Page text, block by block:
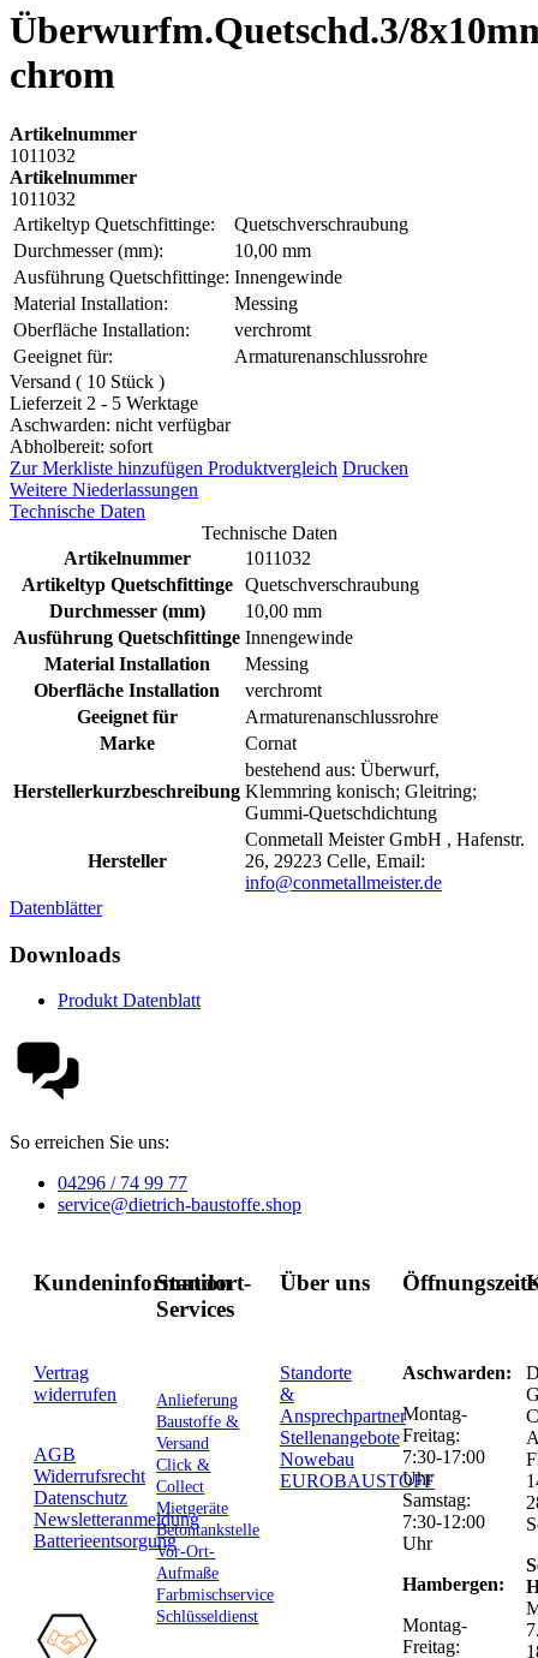
Überwurfm.Quetschd.3/
chrom
Artikelnummer
1011032
Artikelnummer
1011032
Artikeltyp Quetschfittinge:
Quetschverschraubung
Durchmesser (mm):
10,00 mm
Ausführung Quetschfittinge: Innengewinde
Material Installation:
Messing
Oberfläche Installation:
verchromt
Geeignet für:
Armaturenanschlussrohre
Versand ( 10 Stück )
Lieferzeit 2 - 5 Werktage
Aschwarden: nicht verfügbar
Abholbereit: sofort
Zur Merkliste hinzufügen Produktvergleich Drucken
Weitere Niederlassungen
Technische Daten
Technische Daten
Artikelnummer
1011032
Artikeltyp Quetschfittinge
Quetschverschraubung
Durchmesser (mm)
10,00 mm
Ausführung Quetschfittinge Innengewinde
Material Installation
Messing
Oberfläche Installation
verchromt
Geeignet für
Armaturenanschlussrohre
Marke
Cornat
Herstellerkurzbeschreibung
bestehend aus: Überwurf,
Klemmring konisch; Gleitring;
Gummi-Quetschdichtung
Hersteller
Conmetall Meister GmbH , Hafenstr.
26, 29223 Celle, Email:
info@conmetallmeister.de
Datenblätter
Downloads
Produkt Datenblatt
So erreichen Sie uns:
04296 / 74 99 77
service@dietrich-baustoffe.shop
Kundeninformation
Vertrag
widerrufen
AGB
Widerrufsrecht
Datenschutz
Newsletteranmeldung
Batterieentsorgung
Standort-
Services
Anlieferung
Baustoffe &
Versand
Click &
Collect
Mietgeräte
Betontankstelle
Vor-Ort-
Aufmaße
Farbmischservice
Schlüsseldienst
Über uns
Standorte
&
Ansprechpartner
Stellenangebote
Nowebau
EUROBAUSTOFF
Aschwarden:
Montag-
Freitag:
7:30-17:00
Uhr
Samstag:
7:30-12:00
Uhr
Hambergen:
Montag-
Freitag: